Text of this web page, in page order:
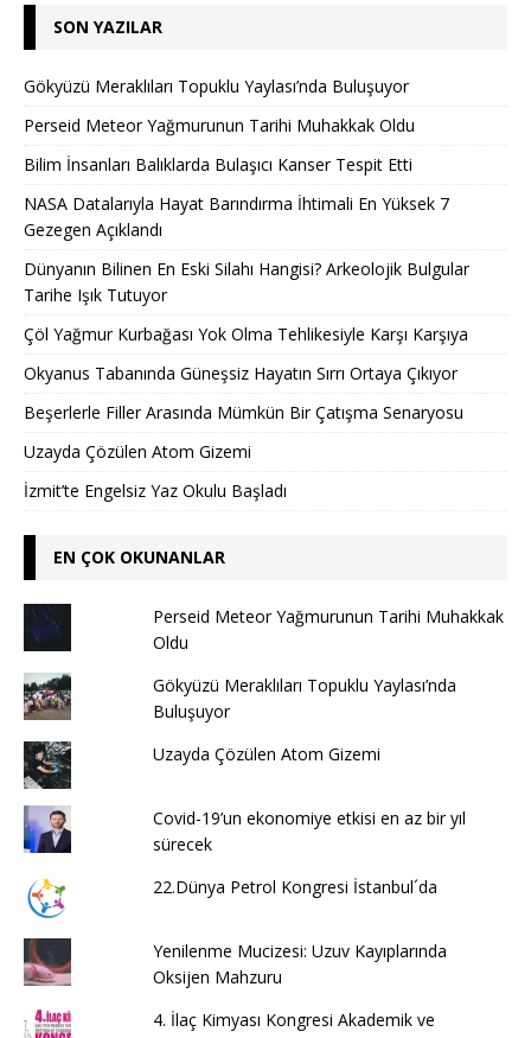
SON YAZILAR
Gökyüzü Meraklıları Topuklu Yaylası’nda Buluşuyor
Perseid Meteor Yağmurunun Tarihi Muhakkak Oldu
Bilim İnsanları Balıklarda Bulaşıcı Kanser Tespit Etti
NASA Datalarıyla Hayat Barındırma İhtimali En Yüksek 7
Gezegen Açıklandı
Dünyanın Bilinen En Eski Silahı Hangisi? Arkeolojik Bulgular
Tarihe Işık Tutuyor
Çöl Yağmur Kurbağası Yok Olma Tehlikesiyle Karşı Karşıya
Okyanus Tabanında Güneşsiz Hayatın Sırrı Ortaya Çıkıyor
Beşerlerle Filler Arasında Mümkün Bir Çatışma Senaryosu
Uzayda Çözülen Atom Gizemi
İzmit’te Engelsiz Yaz Okulu Başladı
EN ÇOK OKUNANLAR
Perseid Meteor Yağmurunun Tarihi Muhakkak
Oldu
Gökyüzü Meraklıları Topuklu Yaylası’nda
Buluşuyor
Uzayda Çözülen Atom Gizemi
Covid-19’un ekonomiye etkisi en az bir yıl
sürecek
22.Dünya Petrol Kongresi İstanbul´da
Yenilenme Mucizesi: Uzuv Kayıplarında
Oksijen Mahzuru
4. İlaç Kimyası Kongresi Akademik ve